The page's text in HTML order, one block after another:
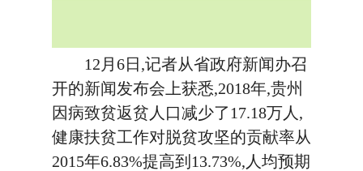
12月6日,记者从省政府新闻办召
开的新闻发布会上获悉,2018年,贵州
因病致贫返贫人口减少了17.18万人,
健康扶贫工作对脱贫攻坚的贡献率从
2015年6.83%提高到13.73%,人均预期